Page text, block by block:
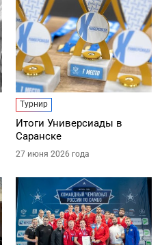
Турнир
Итоги Универсиады в
Саранске
27 июня 2026 года